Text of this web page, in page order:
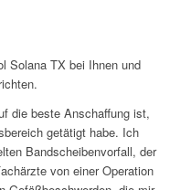
Solana TX bei Ihnen und
die beste Anschaffung ist,
getätigt habe. Ich
Bandscheibenvorfall, der
von einer Operation